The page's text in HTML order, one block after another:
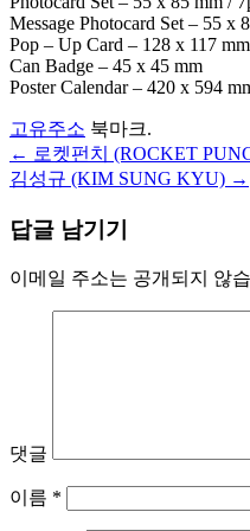
Message Photocard Set – 55 x
Pop – Up Card – 128 x 117 mm
Can Badge – 45 x 45 mm
Poster Calendar – 420 x 594
고유주소 북마크.
글
내
비
게
← 로켓펀치 (ROCKET
김성규 (KIM SUNG KYU) →
답글 남기기
이메일 주소는 공개되지 않
댓글
이름 *